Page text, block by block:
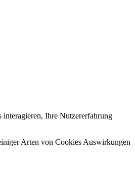
Ihre Nutzererfahrung
Arten von Cookies Auswirkungen